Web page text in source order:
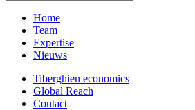
Home
Team
Expertise
Nieuws
Tiberghien economics
Global Reach
Contact